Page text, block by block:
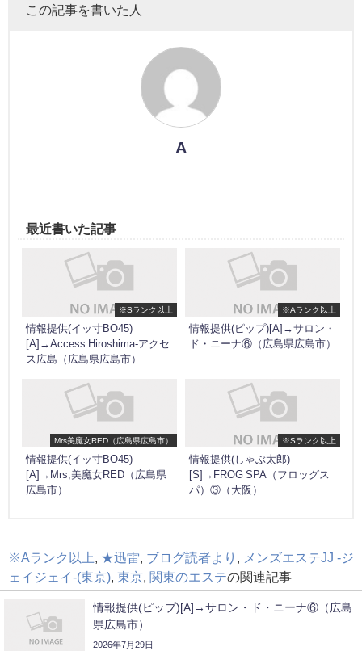
この記事を書いた人
A
最近書いた記事
※Sランク以上
情報提供(イッ寸BO45)
[A]→Access Hiroshima-アクセ
ス広島（広島県広島市）
※Aランク以上
情報提供(ピップ)[A]→サロン・
ド・ニーナ⑥（広島県広島市）
Mrs美魔女RED（広島県広島市）
情報提供(イッ寸BO45)
[A]→Mrs,美魔女RED（広島県
広島市）
※Sランク以上
情報提供(しゃぶ太郎)
[S]→FROG SPA（フロッグス
パ）③（大阪）
※Aランク以上 ★迅雷 ブログ読者より
メンズエステJJ -ジ
ェイジェイ-(東京) 東京 関東のエステの関連記事
情報提供(ピップ)[A]→サロン・ド・ニーナ⑥（広島
県広島市）
2026年7月29日